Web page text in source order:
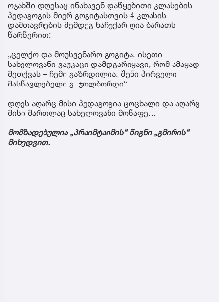
ოჯახში დღესაც ინახავენ დაწყებითი კლასების
პედაგოგის მიერ გოგიტასთვის 4 კლასის
დამთავრების შემდეგ ნაჩუქარ ღია ბარათს
წარწერით:
„ცელქო და მოუსვენარო გოგიტა, ისეთი
სახელოვანი ვაჟკაცი დამდგარიყავი, რომ ამაყად
მეთქვას – ჩემი გაზრდილია. შენი პირველი
მასწავლებელი გ. ჯოლბორდი“.
დღეს აღარც მისი პედაგოგია ცოცხალი და აღარც
მისი მართლაც სახელოვანი მოწაფე…
მომზადებულია „პრაიმტაიმის“ წიგნი „გმირის“
მიხედვით.